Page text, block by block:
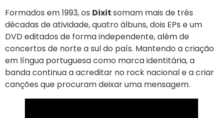
Formados em 1993, os Dixitsomam mais de três
décadas de atividade, quatro álbuns, dois EPs e um
DVD editados de forma independente, além de
concertos de norte a sul do país. Mantendo a criação
em língua portuguesa como marca identitária, a
banda continua a acreditar no rock nacional e a criar
canções que procuram deixar uma mensagem.